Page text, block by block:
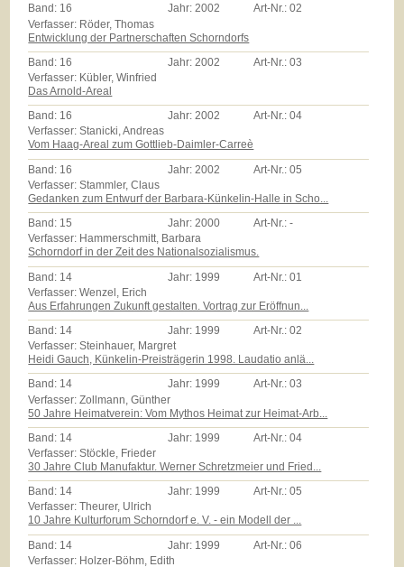
Band: 16 Jahr:2002 Art-Nr.:02
Verfasser: Röder, Thomas
Entwicklung der Partnerschaften Schorndorfs
Band: 16 Jahr: 2002 Art-Nr.:03
Verfasser: Kübler, Winfried
Das Arnold-Areal
Band: 16 Jahr:2002 Art-Nr.:04
Verfasser: Stanicki, Andreas
Vom Haag-Areal zum Gottlieb-Daimler-Carreè
Band: 16 Jahr: 2002 Art-Nr.:05
Verfasser: Stammler, Claus
Gedanken zum Entwurf der Barbara-Künkelin-Halle in Scho...
Band: 15 Jahr:2000 Art-Nr.:-
Verfasser: Hammerschmitt, Barbara
Schorndorf in der Zeit des Nationalsozialismus.
Band: 14 Jahr: 1999 Art-Nr.:01
Verfasser: Wenzel, Erich
Aus Erfahrungen Zukunft gestalten. Vortrag zur Eröffnun...
Band: 14 Jahr: 1999 Art-Nr.:02
Verfasser: Steinhauer, Margret
Heidi Gauch, Künkelin-Preisträgerin 1998. Laudatio anlä...
Band: 14 Jahr: 1999 Art-Nr.:03
Verfasser: Zollmann, Günther
50 Jahre Heimatverein: Vom Mythos Heimat zur Heimat-Arb...
Band: 14 Jahr: 1999 Art-Nr.:04
Verfasser: Stöckle, Frieder
30 Jahre Club Manufaktur. Werner Schretzmeier und Fried...
Band: 14 Jahr: 1999 Art-Nr.:05
Verfasser: Theurer, Ulrich
10 Jahre Kulturforum Schorndorf e. V. - ein Modell der ...
Band: 14 Jahr: 1999 Art-Nr.:06
Verfasser: Holzer-Böhm, Edith